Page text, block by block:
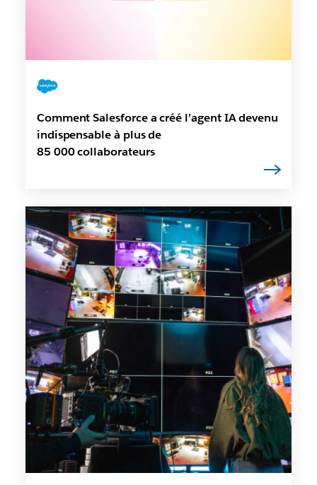
Comment Salesforce a créé l’agent IA devenu
indispensable à plus de
85 000 collaborateurs